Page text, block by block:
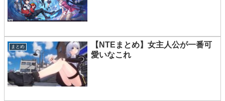
まとめ
【NTEまとめ】女主人公が一番可
愛いなこれ